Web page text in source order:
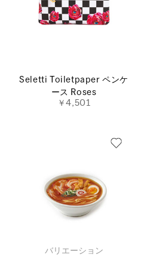
Seletti Toiletpaper ペンケ
ース Roses
￥4,501
バリエーション